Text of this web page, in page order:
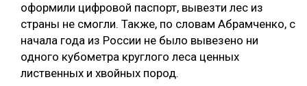
оформили цифровой паспорт, вывезти лес из
страны не смогли. Также, по словам Абрамченко, с
начала года из России не было вывезено ни
одного кубометра круглого леса ценных
лиственных и хвойных пород.